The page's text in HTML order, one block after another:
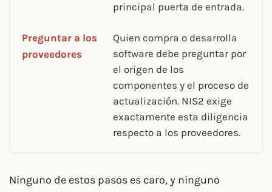
principal puerta de entrada.
Preguntar a los
proveedores
Quien compra o desarrolla
software debe preguntar por
el origen de los
componentes y el proceso de
actualización. NIS2 exige
exactamente esta diligencia
respecto a los proveedores.
Ninguno de estos pasos es caro, y ninguno